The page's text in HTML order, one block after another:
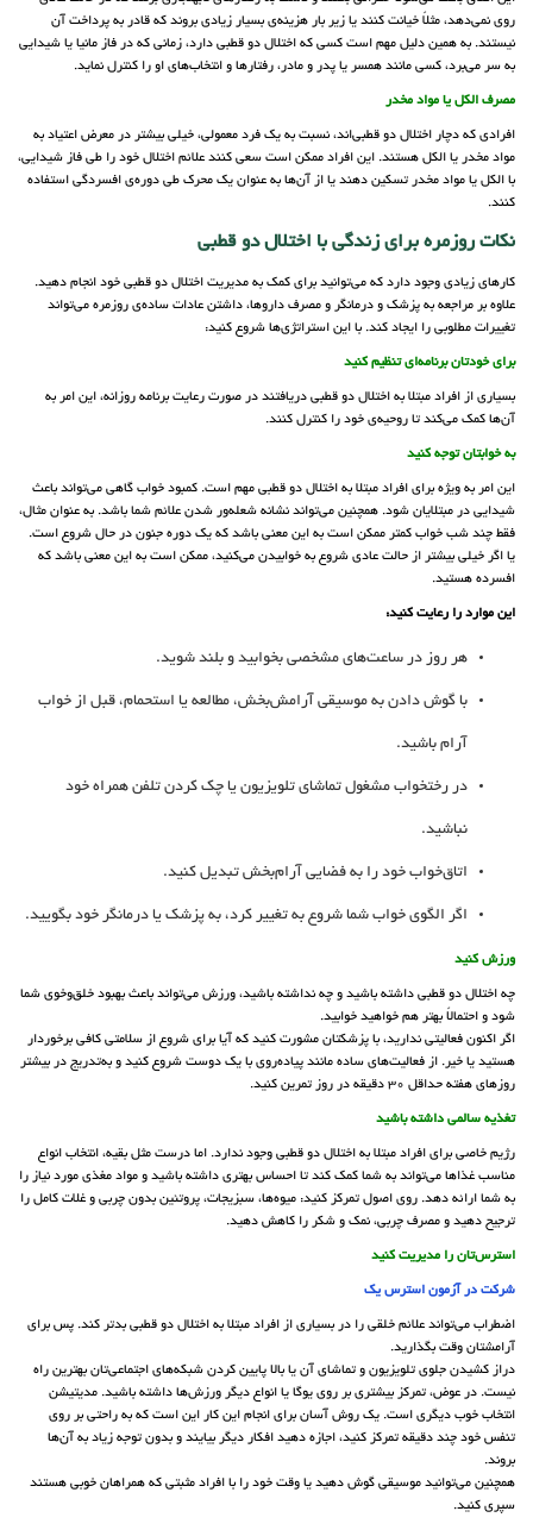
روی نمی‌دهد، مثلاً خیانت کنند یا زیر بار هزینه‌ی بسیار زیادی بروند که قادر به پرداخت آن
نیستند. به همین دلیل مهم است کسی که اختلال دو قطبی دارد، زمانی که در فاز مانیا یا شیدایی
به سر می‌برد، کسی مانند همسر یا پدر و مادر، رفتارها و انتخاب‌های او را کنترل نماید.
مصرف الکل یا مواد مخدر
افرادی که دچار اختلال دو قطبی‌اند، نسبت به یک فرد معمولی، خیلی بیشتر در معرض اعتیاد به
مواد مخدر یا الکل هستند. این افراد ممکن است سعی کنند علائم اختلال خود را طی فاز شیدایی،
با الکل یا مواد مخدر تسکین دهند یا از آن‌ها به عنوان یک محرک طی دوره‌ی افسردگی استفاده
کنند.
نکات روزمره برای زندگی با اختلال دو قطبی
کارهای زیادی وجود دارد که می‌توانید برای کمک به مدیریت اختلال دو قطبی خود انجام دهید.
علاوه بر مراجعه به پزشک و درمانگر و مصرف داروها، داشتن عادات ساده‌ی روزمره می‌تواند
تغییرات مطلوبی را ایجاد کند. با این استراتژی‌ها شروع کنید:
برای خودتان برنامه‌ای تنظیم کنید
بسیاری از افراد مبتلا به اختلال دو قطبی دریافتند در صورت رعایت برنامه روزانه، این امر به
آن‌ها کمک می‌کند تا روحیه‌ی خود را کنترل کنند.
به خوابتان توجه کنید
این امر به ویژه برای افراد مبتلا به اختلال دو قطبی مهم است. کمبود خواب گاهی می‌تواند باعث
شیدایی در مبتلایان شود. همچنین می‌تواند نشانه شعله‌ور شدن علائم شما باشد. به عنوان مثال،
فقط چند شب خواب کمتر ممکن است به این معنی باشد که یک دوره جنون در حال شروع است.
یا اگر خیلی بیشتر از حالت عادی شروع به خوابیدن می‌کنید، ممکن است به این معنی باشد که
افسرده هستید.
این موارد را رعایت کنید:
هر روز در ساعت‌های مشخصی بخوابید و بلند شوید.
با گوش دادن به موسیقی آرامش‌بخش، مطالعه یا استحمام، قبل از خواب
آرام باشید.
در رختخواب مشغول تماشای تلویزیون یا چک کردن تلفن همراه خود
نباشید.
اتاق‌خواب خود را به فضایی آرام‌بخش تبدیل کنید.
اگر الگوی خواب شما شروع به تغییر کرد، به پزشک یا درمانگر خود بگویید.
ورزش کنید
چه اختلال دو قطبی داشته باشید و چه نداشته باشید، ورزش می‌تواند باعث بهبود خلق‌وخوی شما
شود و احتمالاً بهتر هم خواهید خوابید.
اگر اکنون فعالیتی ندارید، با پزشکتان مشورت کنید که آیا برای شروع از سلامتی کافی برخوردار
هستید یا خیر. از فعالیت‌های ساده مانند پیاده‌روی با یک دوست شروع کنید و به‌تدریج در بیشتر
روزهای هفته حداقل 30 دقیقه در روز تمرین کنید.
تغذیه سالمی داشته باشید
رژیم خاصی برای افراد مبتلا به اختلال دو قطبی وجود ندارد. اما درست مثل بقیه، انتخاب انواع
مناسب غذاها می‌تواند به شما کمک کند تا احساس بهتری داشته باشید و مواد مغذی مورد نیاز را
به شما ارائه دهد. روی اصول تمرکز کنید: میوه‌ها، سبزیجات، پروتئین بدون چربی و غلات کامل را
ترجیح دهید و مصرف چربی، نمک و شکر را کاهش دهید.
استرس‌تان را مدیریت کنید
شرکت در آزمون استرس یک
اضطراب می‌تواند علائم خلقی را در بسیاری از افراد مبتلا به اختلال دو قطبی بدتر کند. پس برای
آرامشتان وقت بگذارید.
دراز کشیدن جلوی تلویزیون و تماشای آن یا بالا پایین کردن شبکه‌های اجتماعی‌تان بهترین راه
نیست. در عوض، تمرکز بیشتری بر روی یوگا یا انواع دیگر ورزش‌ها داشته باشید. مدیتیشن
انتخاب خوب دیگری است. یک روش آسان برای انجام این کار این است که به راحتی بر روی
تنفس خود چند دقیقه تمرکز کنید، اجازه دهید افکار دیگر بیایند و بدون توجه زیاد به آن‌ها
بروند.
همچنین می‌توانید موسیقی گوش دهید یا وقت خود را با افراد مثبتی که همراهان خوبی هستند
سپری کنید.